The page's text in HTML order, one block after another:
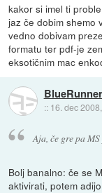
kakor si imel ti
jaz če dobim shemo
vedno dobivam
formatu ter pdf-je
eksotičnim mac
BlueRunner
:: 16. dec
Aja, če gre pa
Bolj banalno: če se
aktivirati, potem